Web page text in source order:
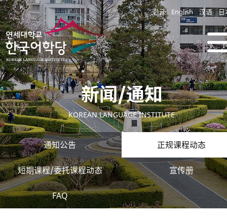
한글 English 汉语 日
新闻/通知
KOREAN LANGUAGE INSTITUTE
通知公告 正规课程动态
短期课程/委托课程动态 宣传册
FAQ